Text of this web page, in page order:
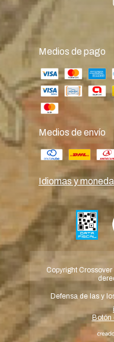
Medios de pago
Medios de envío
Idiomas y
Copyright
Defensa de las y
Botón